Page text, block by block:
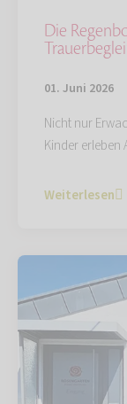
Die
01. Juni 2026
Nicht nur
Kinder erleben
Weiterlesen